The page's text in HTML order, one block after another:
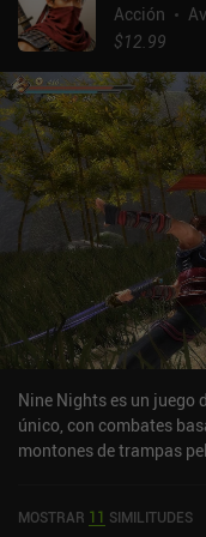
Acción
$12.99
Nine Nights es un juego
único, con combates
montones de trampas
chinos, y el modo de
MOSTRAR 11 SIMILITUDES